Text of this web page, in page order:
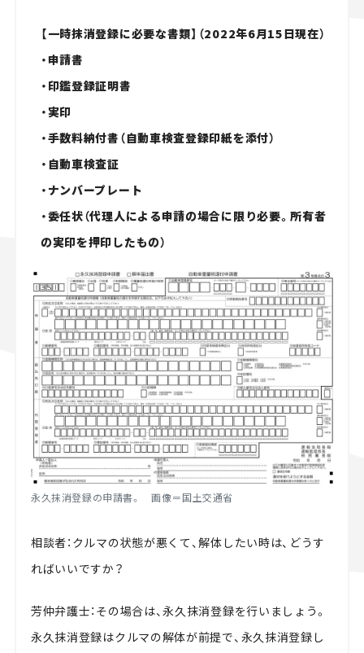
【一時抹消登録に必要な書類】（2022年6月15日現在）
・申請書
・印鑑登録証明書
・実印
・手数料納付書（自動車検査登録印紙を添付）
・自動車検査証
・ナンバープレート
・委任状（代理人による申請の場合に限り必要。所有者
の実印を押印したもの）
永久抹消登録の申請書。 画像＝国土交通省
相談者：クルマの状態が悪くて、解体したい時は、どうす
ればいいですか？
芳仲弁護士：その場合は、永久抹消登録を行いましょう。
永久抹消登録はクルマの解体が前提で、永久抹消登録し